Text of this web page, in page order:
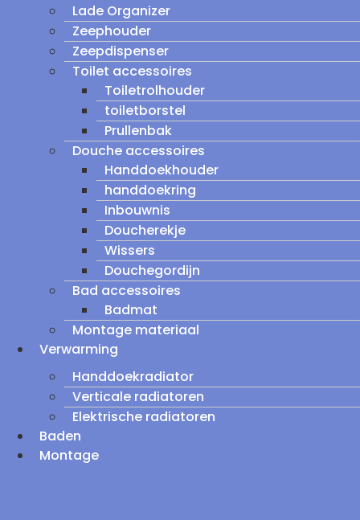
Lade Organizer
Zeephouder
Zeepdispenser
Toilet accessoires
Toiletrolhouder
toiletborstel
Prullenbak
Douche accessoires
Handdoekhouder
handdoekring
Inbouwnis
Doucherekje
Wissers
Douchegordijn
Bad accessoires
Badmat
Montage materiaal
Verwarming
Handdoekradiator
Verticale radiatoren
Elektrische radiatoren
Baden
Montage